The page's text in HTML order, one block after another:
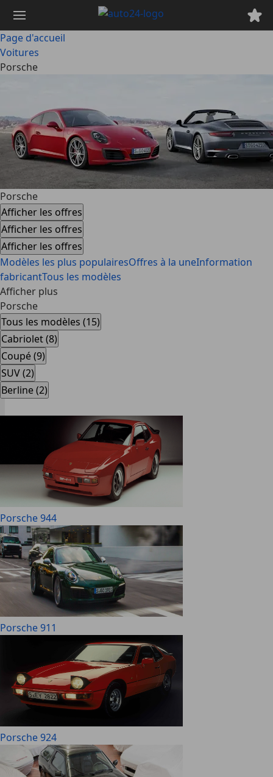
contenu
principal
Page d'accueil
Voitures
Porsche
Porsche
Afficher les offres
Afficher les offres
Afficher les offres
Modèles les plus populairesOffres à la uneInformation
fabricantTous les modèles
Afficher plus
Porsche
Tous les modèles (15)
Cabriolet (8)
Coupé (9)
SUV (2)
Berline (2)
Porsche 944
Porsche 911
Porsche 924